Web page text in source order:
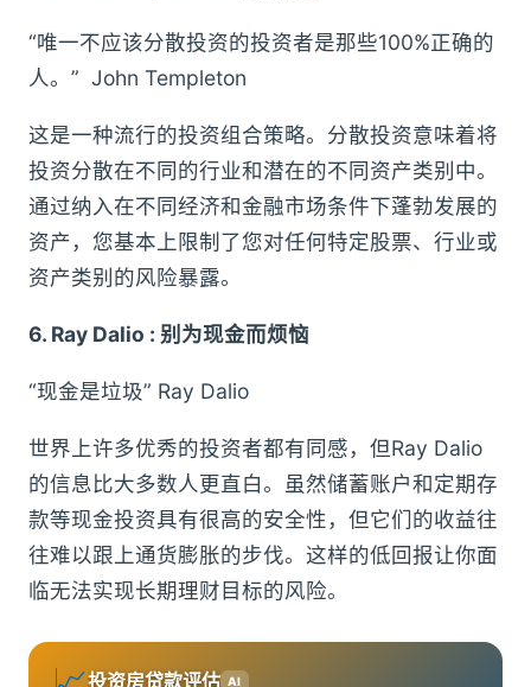
“唯一不应该分散投资的投资者是那些100%正确的
人。” John Templeton
这是一种流行的投资组合策略。分散投资意味着将
投资分散在不同的行业和潜在的不同资产类别中。
通过纳入在不同经济和金融市场条件下蓬勃发展的
资产，您基本上限制了您对任何特定股票、行业或
资产类别的风险暴露。
6. Ray Dalio : 别为现金而烦恼
“现金是垃圾” Ray Dalio
世界上许多优秀的投资者都有同感，但Ray Dalio
的信息比大多数人更直白。虽然储蓄账户和定期存
款等现金投资具有很高的安全性，但它们的收益往
往难以跟上通货膨胀的步伐。这样的低回报让你面
临无法实现长期理财目标的风险。
投资房贷款评估 AI